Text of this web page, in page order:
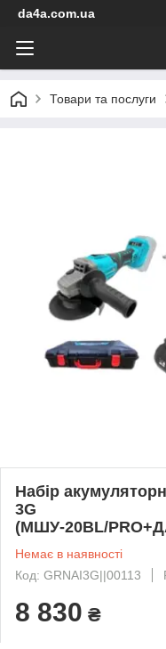
da4a.com.ua
Товари та послуги
Набір
3G
(МШУ-20BL/
Немає в наявності
Код: GRNAI3G||00113
8 830 ₴